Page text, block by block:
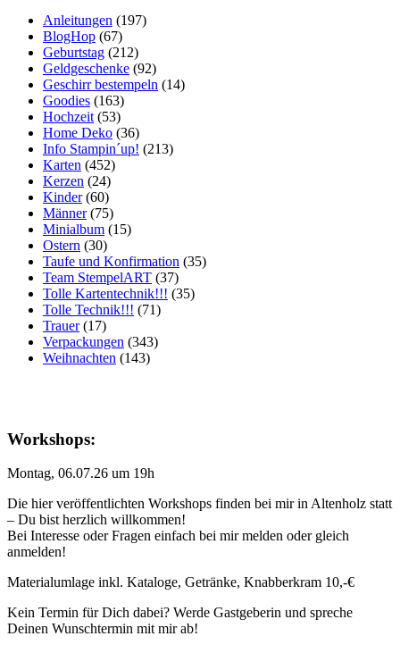
Anleitungen (197)
BlogHop (67)
Geburtstag (212)
Geldgeschenke (92)
Geschirr bestempeln (14)
Goodies (163)
Hochzeit (53)
Home Deko (36)
Info Stampin´up! (213)
Karten (452)
Kerzen (24)
Kinder(60)
Männer(75)
Minialbum (15)
Ostern (30)
Taufe und Konfirmation (35)
Team StempelART (37)
Tolle Kartentechnik!!! (35)
Tolle Technik!!! (71)
Trauer(17)
Verpackungen (343)
Weihnachten (143)
Workshops:
Montag, 06.07.26 um 19h
Die hier veröffentlichten Workshops finden bei mir in Altenholz statt
– Du bist herzlich willkommen!
Bei Interesse oder Fragen einfach bei mir melden oder gleich
anmelden!
Materialumlage inkl. Kataloge, Getränke, Knabberkram 10,-€
Kein Termin für Dich dabei? Werde Gastgeberin und spreche
Deinen Wunschtermin mit mir ab!